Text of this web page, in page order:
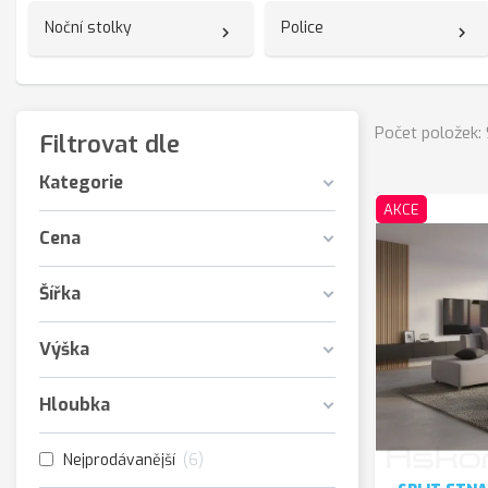
Noční stolky Police
Filtrovat dle
Kategorie
Cena
Šířka
Výška
Hloubka
Nejprodávanější 6
Počet položek:
AKCE